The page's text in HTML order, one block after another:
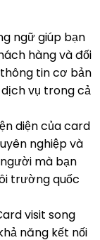
ngữ giúp bạn
hàng và đối
tin cơ bản
vụ trong cả
diện của card
nghiệp và
mà bạn
trường quốc
visit song
năng kết nối